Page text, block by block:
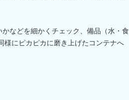
などを細かくチェック、備品（水・食
様にピカピカに磨き上げたコンテナへ